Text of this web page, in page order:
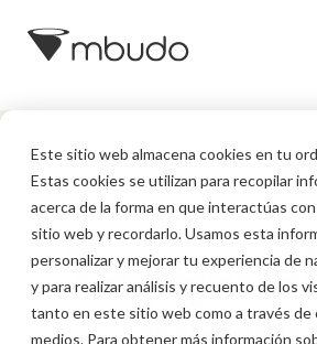
Este sitio web almacena cookies en tu
Estas cookies se utilizan para recopilar
acerca de la forma en que interactúas
sitio web y recordarlo. Usamos esta
personalizar y mejorar tu experiencia de
y para realizar análisis y recuento de los
tanto en este sitio web como a través de
medios. Para obtener más información
Tu